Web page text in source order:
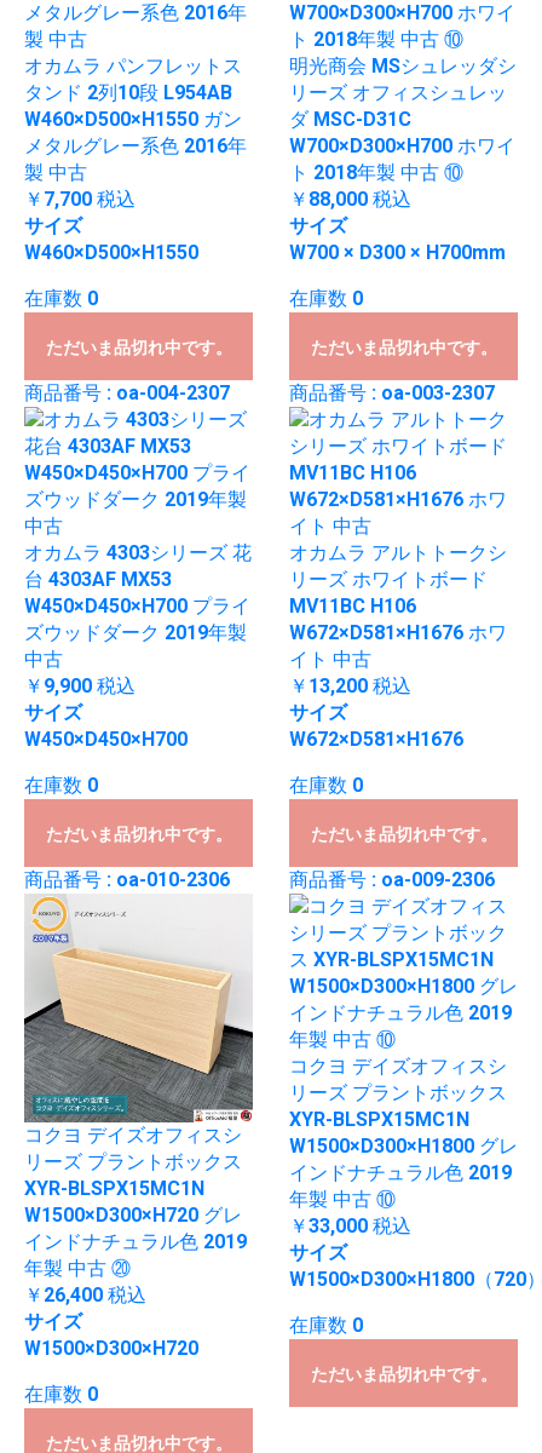
オカムラ パンフレットス
タンド 2列10段 L954AB
W460×D500×H1550 ガン
メタルグレー系色 2016年
製 中古
￥7,700 税込
サイズ
W460×D500×H1550
在庫数 0
ただいま品切れ中です。
明光商会 MSシュレッダシ
リーズ オフィスシュレッ
ダ MSC-D31C
W700×D300×H700 ホワイ
ト 2018年製 中古 ⑩
￥88,000 税込
サイズ
W700 × D300 × H700mm
在庫数 0
ただいま品切れ中です。
商品番号 : oa-004-2307
オカムラ 4303シリーズ 花
台 4303AF MX53
W450×D450×H700 プライ
ズウッドダーク 2019年製
中古
￥9,900 税込
サイズ
W450×D450×H700
在庫数 0
ただいま品切れ中です。
商品番号 : oa-003-2307
オカムラ アルトトークシ
リーズ ホワイトボード
MV11BC H106
W672×D581×H1676 ホワ
イト 中古
￥13,200 税込
サイズ
W672×D581×H1676
在庫数 0
ただいま品切れ中です。
商品番号 : oa-010-2306
コクヨ デイズオフィスシ
リーズ プラントボックス
XYR-BLSPX15MC1N
W1500×D300×H720 グレ
インドナチュラル色 2019
年製 中古 ⑳
￥26,400 税込
サイズ
W1500×D300×H720
在庫数 0
ただいま品切れ中です。
商品番号 : oa-009-2306
コクヨ デイズオフィスシ
リーズ プラントボックス
XYR-BLSPX15MC1N
W1500×D300×H1800 グレ
インドナチュラル色 2019
年製 中古 ⑩
￥33,000 税込
サイズ
W1500×D300×H1800（720
在庫数 0
ただいま品切れ中です。